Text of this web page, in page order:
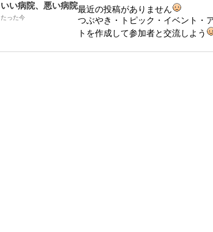
いい病院、悪い病院
たった今
最近の投稿がありません
つぶやき・トピック・イベント・
トを作成して参加者と交流しよう